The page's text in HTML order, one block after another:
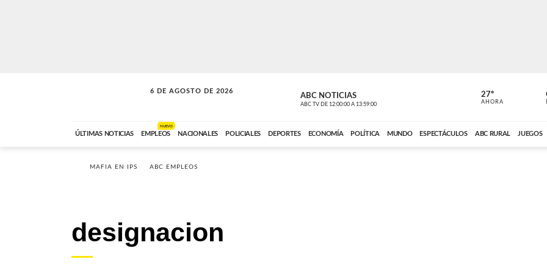
6 DE AGOSTO DE 2026
A DE LA TARDE ABC NOTICIAS
ABC TV DE 12:00:00 A 13:59:00
CARDINAL
ABC CARDINAL
27º
AHORA
ÚLTIMAS NOTICIAS EMPLEOS
NUEVO
NACIONALES POLICIALES DEPORTES ECONOMÍA POLÍTICA MUNDO ESPECTÁCULOS ABC RURAL JUEGOS
MAFIA EN IPS ABC EMPLEOS
designacion